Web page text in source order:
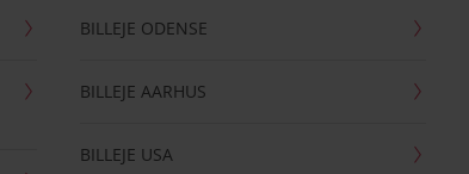
BILLEJE ODENSE
BILLEJE AARHUS
BILLEJE USA